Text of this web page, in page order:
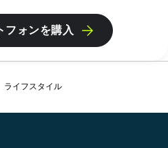
フォンを購入
ライフスタイル